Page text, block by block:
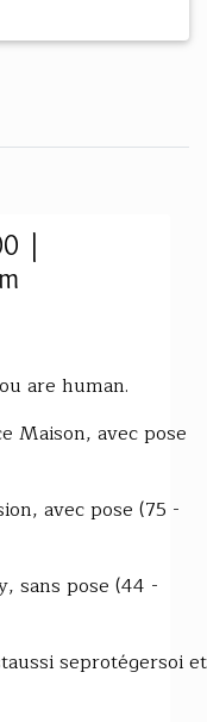
|
are human.
Maison, avec pose
avec pose (75 -
sans pose (44 -
seprotégersoi et